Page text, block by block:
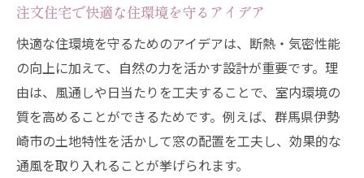
注文住宅で快適な住環境を守るアイデア
快適な住環境を守るためのアイデアは、断熱・気密性能
の向上に加えて、自然の力を活かす設計が重要です。理
由は、風通しや日当たりを工夫することで、室内環境の
質を高めることができるためです。例えば、群馬県伊勢
崎市の土地特性を活かして窓の配置を工夫し、効果的な
通風を取り入れることが挙げられます。